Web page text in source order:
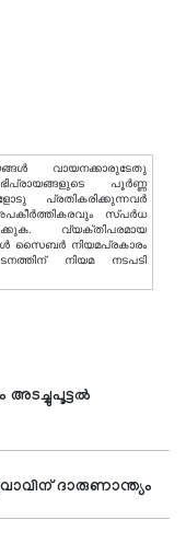
വായനക്കാരുടേതു
പൂർണ്ണ
പ്രതികരിക്കുന്നവര്‍
സ്പര്‍ധ
വ്യക്തിപരമായ
സൈബര്‍ നിയമപ്രകാരം
നിയമ നടപടി
ദാരുണാന്ത്യം